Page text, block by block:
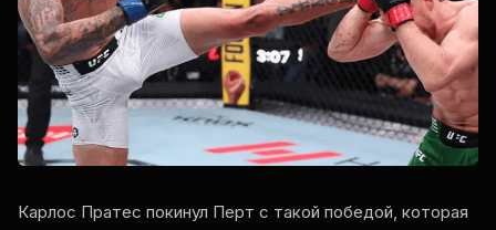
Карлос Пратес покинул Перт с такой победой, которая